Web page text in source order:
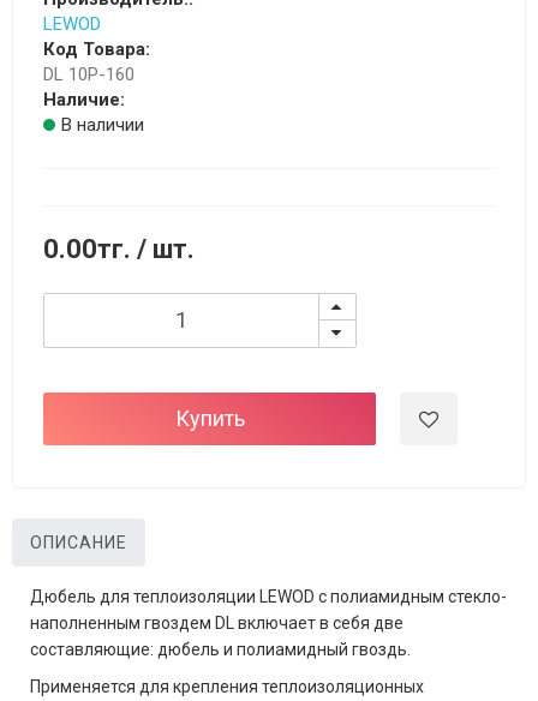
LEWOD
Код Товара:
DL 10Р-160
Наличие:
В наличии
0.00тг. / шт.
Купить
ОПИСАНИЕ
Дюбель для теплоизоляции LEWOD с полиамидным стекло-
наполненным гвоздем DL включает в себя две
составляющие: дюбель и полиамидный гвоздь.
Применяется для крепления теплоизоляционных